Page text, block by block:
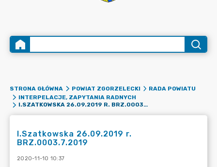
STRONA GŁÓWNA POWIAT ZGORZELECKI
RADA POWIATU
INTERPELACJE, ZAPYTANIA RADNYCH
I.SZATKOWSKA 26.09.2019 R. BRZ.0003.7.2019
I.Szatkowska 26.09.2019 r.
BRZ.0003.7.2019
2020-11-10 10:37